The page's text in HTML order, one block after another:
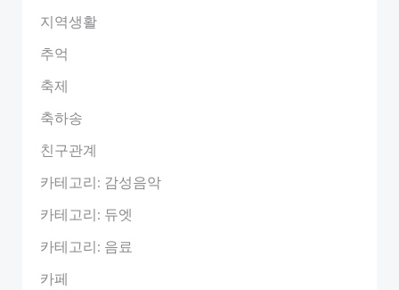
지역생활
추억
축제
축하송
친구관계
카테고리: 감성음악
카테고리: 듀엣
카테고리: 음료
카페